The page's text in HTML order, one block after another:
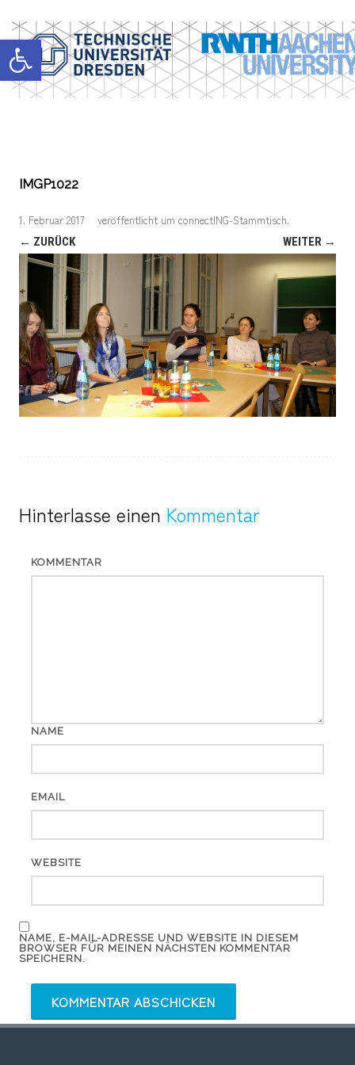
Werkzeugleiste öffnen
IMGP1022
veröffentlicht
1. Februar 2017 um connectING-Stammtisch.
← ZURÜCK WEITER →
Hinterlasse einen Kommentar
KOMMENTAR
NAME
EMAIL
WEBSITE
NAME, E-MAIL-ADRESSE UND WEBSITE IN DIESEM
BROWSER FÜR MEINEN NÄCHSTEN KOMMENTAR
SPEICHERN.